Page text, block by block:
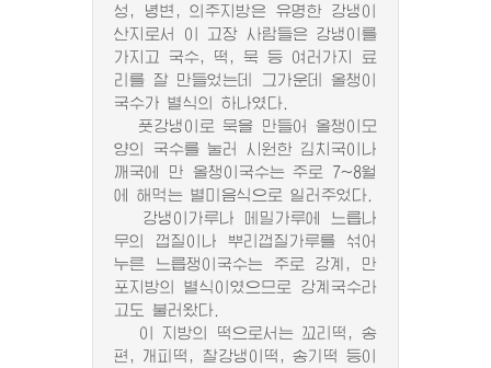
성, 녕변, 의주지방은 유명한 강냉이
산지로서 이 고장 사람들은 강냉이를
가지고 국수, 떡, 묵 등 여러가지 료
리를 잘 만들었는데 그가운데 올챙이
국수가 별식의 하나였다.
풋강냉이로 묵을 만들어 올챙이모
양의 국수를 눌러 시원한 김치국이나
깨국에 만 올챙이국수는 주로 7~8월
에 해먹는 별미음식으로 일러주었다.
강냉이가루나 메밀가루에 느릅나
무의 껍질이나 뿌리껍질가루를 섞어
누른 느릅쟁이국수는 주로 강계, 만
포지방의 별식이였으므로 강계국수라
고도 불러왔다.
이 지방의 떡으로서는 꼬리떡, 송
편, 개피떡, 찰강냉이떡, 송기떡 등이